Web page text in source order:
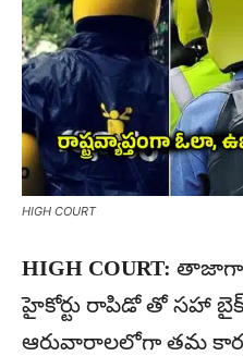
HIGH COURT
HIGH COURT: తాజాగా
హైకోర్టు రాపిడో తో సహా బైక్
ఆరువారాలలోగా తమ